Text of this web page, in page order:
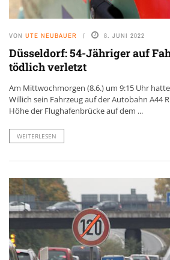
VON UTE NEUBAUER 8. JUNI 2022
Düsseldorf: 54-Jähriger auf
tödlich verletzt
Am Mittwochmorgen (8.6.) um 9:15 Uhr
Willich sein Fahrzeug auf der Autobahn A44
Höhe der Flughafenbrücke auf dem ...
WEITERLESEN